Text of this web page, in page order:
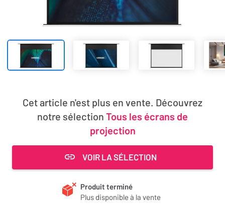
Cet article n'est plus en vente. Découvrez
notre sélection Tous les écrans de
projection
VOIR LA SÉLECTION
Produit terminé
Plus disponible à la vente